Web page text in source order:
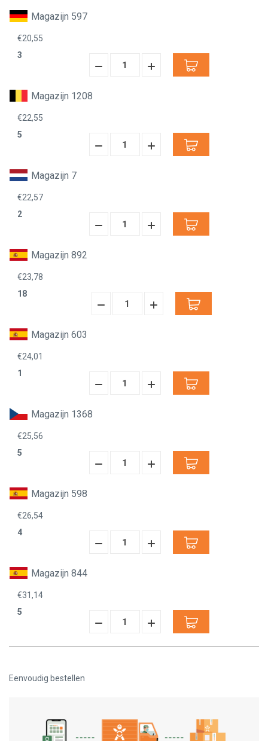
Magazijn 597
€20,55
3
Hoeveelheid
Hoeveelheid
Magazijn 1208
€22,55
5
Hoeveelheid
Hoeveelheid
Magazijn 7
€22,57
2
Hoeveelheid
Hoeveelheid
Magazijn 892
€23,78
18
Hoeveelheid
Hoeveelheid
Magazijn 603
€24,01
1
Hoeveelheid
Hoeveelheid
Magazijn 1368
€25,56
5
Hoeveelheid
Hoeveelheid
Magazijn 598
€26,54
4
Hoeveelheid
Hoeveelheid
Magazijn 844
€31,14
5
Hoeveelheid
Verminderen:
Hoeveelheid
verhogen:
Eenvoudig bestellen